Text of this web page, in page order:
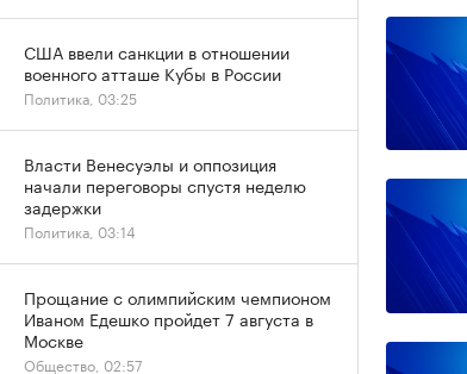
США ввели санкции в отношении
военного атташе Кубы в России
Политика, 03:25
Власти Венесуэлы и оппозиция
начали переговоры спустя неделю
задержки
Политика, 03:14
Прощание с олимпийским чемпионом
Иваном Едешко пройдет 7 августа в
Москве
Общество, 02:57